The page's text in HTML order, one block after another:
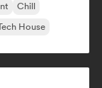
Chill
House